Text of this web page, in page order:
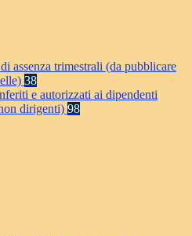
assenza trimestrali (da pubblicare
38
e autorizzati ai dipendenti
dirigenti) 98